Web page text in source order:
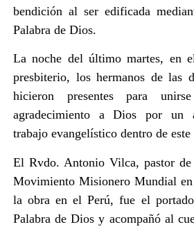
bendición al ser edificada
Palabra de Dios.
La noche del último martes, en
presbiterio, los hermanos de las
hicieron presentes para
agradecimiento a Dios por un
trabajo evangelístico dentro de
El Rvdo. Antonio Vilca, pastor de
Movimiento Misionero Mundial
la obra en el Perú, fue el
Palabra de Dios y acompañó al